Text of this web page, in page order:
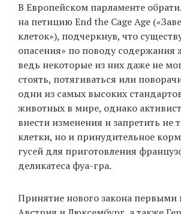
EN
UA
В Европейском парламенте
на петицию End the Cage Age
клеток»), подчеркнув, что
опасения» по поводу содержания
ведь некоторые из них даже не
стоять, потягиваться или
одни из самых высоких
животных в мире, однако
внести изменения и запретить не
клетки, но и принудительное
гусей для приготовления
деликатеса фуа-гра.
Принятие нового закона